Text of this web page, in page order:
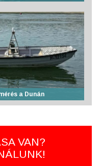
a Dunán
VAN?